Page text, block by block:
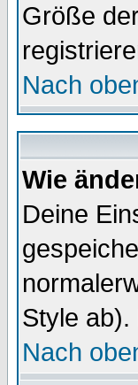
Größe
Nach
Wie
Deine
Style ab).
Nach